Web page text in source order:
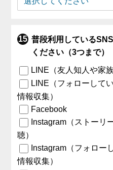
普段利用している
ください（3つまで）
LINE（友人知人や家
LINE（フォローして
情報収集）
Facebook
Instagram（ストーリ
聴）
Instagram（フォロー
情報収集）